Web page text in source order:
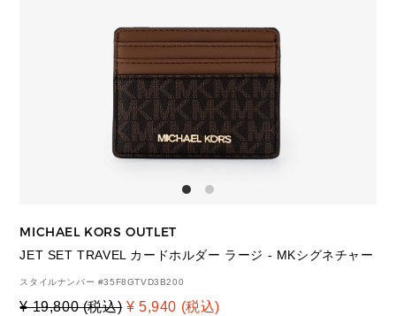
MICHAEL KORS OUTLET
JET SET TRAVEL カードホルダー ラージ - MKシグネチャー
スタイルナンバー #35F8GTVD3B200
¥ 19,800 (税込) ¥ 5,940 (税込)